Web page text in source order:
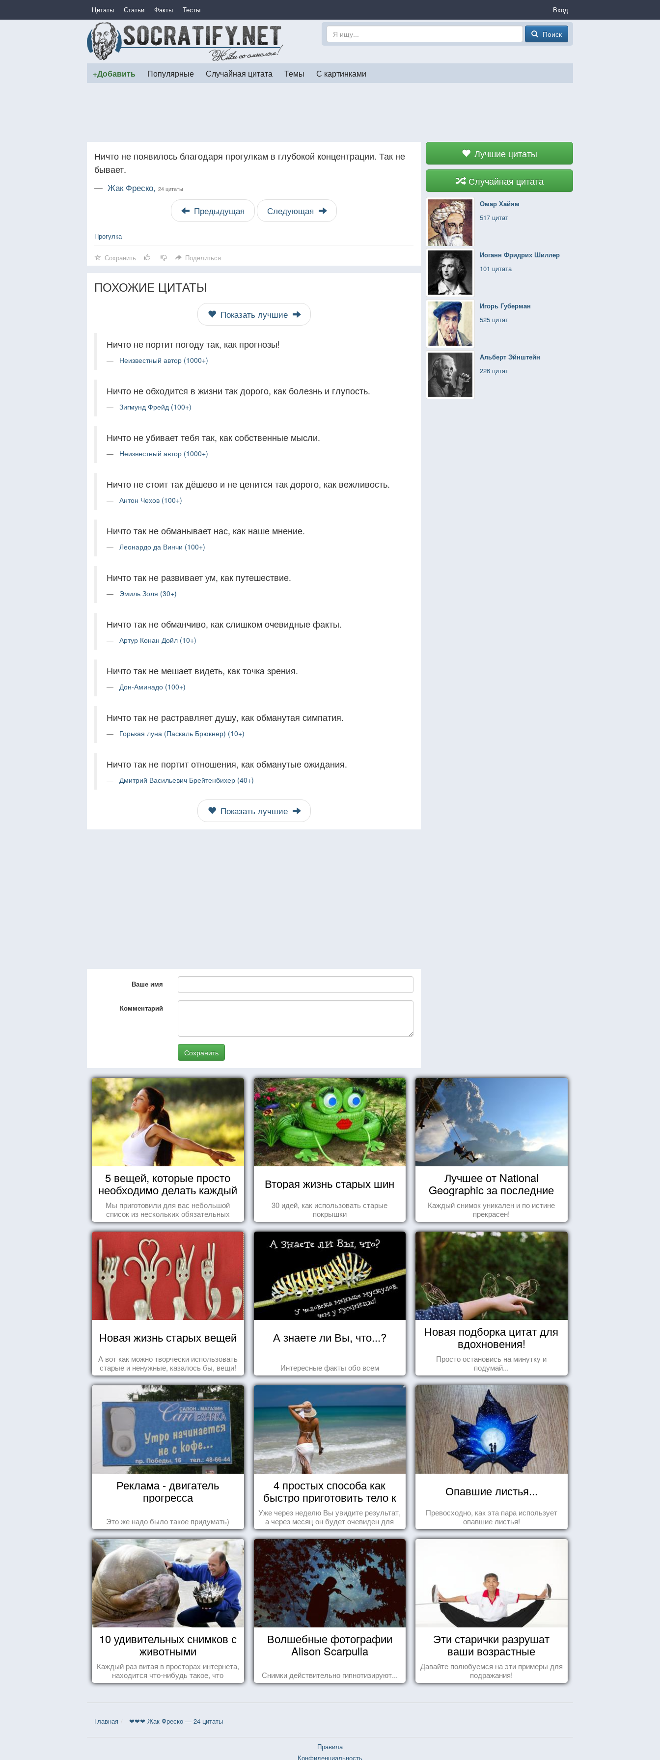
Цитаты Статьи Факты Тесты Вход
Поиск
+Добавить Популярные Случайная цитата Темы С картинками
Лучшие цитаты
Случайная цитата
Омар Хайям
517 цитат
Иоганн Фридрих Шиллер
101 цитата
Игорь Губерман
525 цитат
Альберт Эйнштейн
226 цитат
Ничто не появилось благодаря прогулкам в глубокой концентрации. Так не
бывает.
— Жак Фреско, 24 цитаты
Предыдущая Следующая
Прогулка
Сохранить Поделиться
ПОХОЖИЕ ЦИТАТЫ
Показать лучшие
Ничто не портит погоду так, как прогнозы!
Неизвестный автор (1000+)
Ничто не обходится в жизни так дорого, как болезнь и глупость.
Зигмунд Фрейд (100+)
Ничто не убивает тебя так, как собственные мысли.
Неизвестный автор (1000+)
Ничто не стоит так дёшево и не ценится так дорого, как вежливость.
Антон Чехов (100+)
Ничто так не обманывает нас, как наше мнение.
Леонардо да Винчи (100+)
Ничто так не развивает ум, как путешествие.
Эмиль Золя (30+)
Ничто так не обманчиво, как слишком очевидные факты.
Артур Конан Дойл (10+)
Ничто так не мешает видеть, как точка зрения.
Дон-Аминадо (100+)
Ничто так не растравляет душу, как обманутая симпатия.
Горькая луна (Паскаль Брюкнер) (10+)
Ничто так не портит отношения, как обманутые ожидания.
Дмитрий Васильевич Брейтенбихер (40+)
Показать лучшие
Ваше имя
Комментарий
Сохранить
5 вещей, которые просто
необходимо делать каждый
день
Мы приготовили для вас небольшой
список из нескольких обязательных
вещей, которые должны стать частью
вашего дня.
Вторая жизнь старых шин
30 идей, как использовать старые
покрышки
Лучшее от National
Geographic за последние
пару лет
Каждый снимок уникален и по истине
прекрасен!
Новая жизнь старых вещей
А вот как можно творчески использовать
старые и ненужные, казалось бы, вещи!
А знаете ли Вы, что...?
Интересные факты обо всем
Новая подборка цитат для
вдохновения!
Просто остановись на минутку и
подумай...
Реклама - двигатель
прогресса
Это же надо было такое придумать)
4 простых способа как
быстро приготовить тело к
морю
Уже через неделю Вы увидите результат,
а через месяц он будет очевиден для
всех!
Опавшие листья...
Превосходно, как эта пара использует
опавшие листья!
10 удивительных снимков с
животными
Каждый раз витая в просторах интернета,
находится что-нибудь такое, что
заставляет улыбнуться, удивиться,
Волшебные фотографии
Alison Scarpulla
Снимки действительно гипнотизируют...
Эти старички разрушат
ваши возрастные
стереотипы
Давайте полюбуемся на эти примеры для
подражания!
Главная ❤❤❤ Жак Фреско — 24 цитаты
Правила
Конфиденциальность